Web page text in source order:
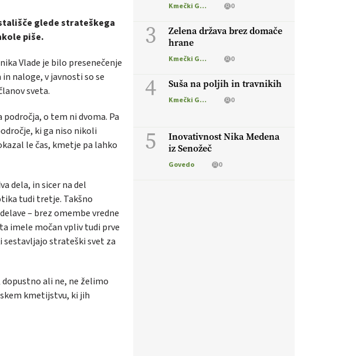
glede strateškega
piše.
Vlade je bilo presenečenje
naloge, v javnosti so se
sveta.
o tem ni dvoma. Pa
ki ga niso nikoli
le čas, kmetje pa lahko
dela, in sicer na del
tudi tretje. Takšno
– brez omembe vredne
imele močan vpliv tudi prve
sestavljajo strateški svet za
ali ne, ne želimo
kmetijstvu, ki jih
Kmečki Glas 0
3
Zelena država brez domače
hrane
Kmečki Glas 0
4 Suša na poljih in travnikih
Kmečki Glas 0
5
Inovativnost Nika Medena
iz Senožeč
Govedo 0